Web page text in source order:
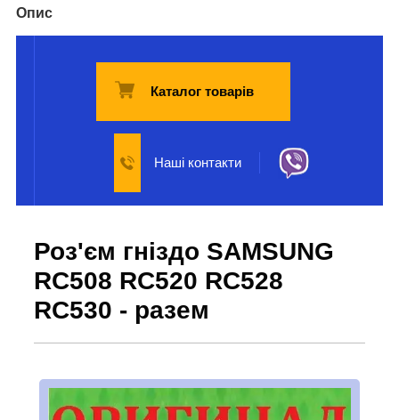
Опис
Каталог товарів
Наші контакти
Роз'єм гніздо SAMSUNG
RC508 RC520 RC528
RC530 - разем